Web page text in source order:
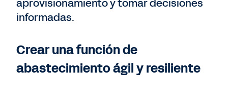
aprovisionamiento y tomar decisiones
informadas.
Crear una función de
abastecimiento ágil y resiliente